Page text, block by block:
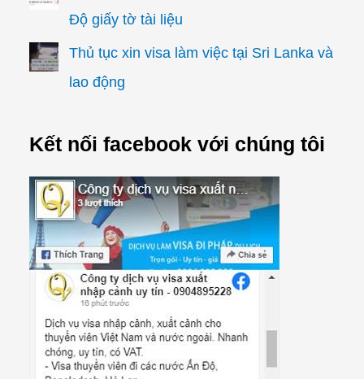
Độ giấy tờ tài liệu
Thủ tục xin visa làm việc tại Sri Lanka và
lao động
Kết nối facebook với chúng tôi